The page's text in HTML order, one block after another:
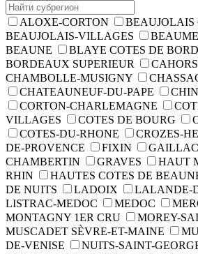
ALOXE-CORTON
BEAUJOLAIS
BEAUJOLAIS-VILLAGES
BEAUNE
BLAYE COTES DE
BORDEAUX SUPERIEUR
CAHORS
CHAMBOLLE-MUSIGNY
CHATEAUNEUF-DU-PAPE
CORTON-CHARLEMAGNE
VILLAGES
COTES DE BOURG
COTES-DU-RHONE
CROZES-
DE-PROVENCE
FIXIN GAILLAC
CHAMBERTIN
GRAVES HAUT
RHIN
HAUTES COTES DE
DE NUITS
LADOIX
LALANDE-
LISTRAC-MEDOC
MEDOC
MONTAGNY 1ER CRU
MOREY-
MUSCADET SÈVRE-ET-MAINE
DE-VENISE
NUITS-SAINT-